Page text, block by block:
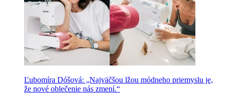
Ľubomíra Dóšová: „Najväčšou lžou módneho priemyslu je,
že nové oblečenie nás zmení.“